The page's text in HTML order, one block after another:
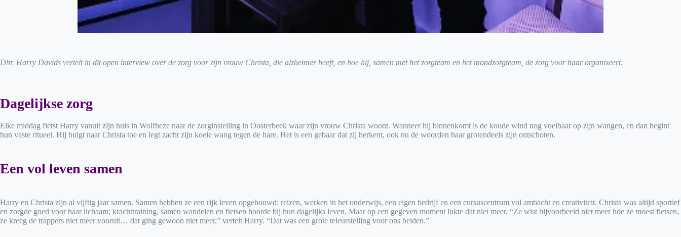
Dhr. Harry Davids vertelt in dit open interview over de zorg voor zijn vrouw Christa, die alzheimer heeft, en hoe hij, samen met het zorgteam en het mondzorgteam, de zorg voor haar organiseert.
Dagelijkse zorg
Elke middag fietst Harry vanuit zijn huis in Wolfheze naar de zorginstelling in Oosterbeek waar zijn vrouw Christa woont. Wanneer hij binnenkomt is de koude wind nog voelbaar op zijn wangen, en dan begint
hun vaste ritueel. Hij buigt naar Christa toe en legt zacht zijn koele wang tegen de hare. Het is een gebaar dat zij herkent, ook nu de woorden haar grotendeels zijn ontschoten.
Een vol leven samen
Harry en Christa zijn al vijftig jaar samen. Samen hebben ze een rijk leven opgebouwd: reizen, werken in het onderwijs, een eigen bedrijf en een cursuscentrum vol ambacht en creativiteit. Christa was altijd sportief
en zorgde goed voor haar lichaam; krachttraining, samen wandelen en fietsen hoorde bij hun dagelijks leven. Maar op een gegeven moment lukte dat niet meer. “Ze wist bijvoorbeeld niet meer hoe ze moest fietsen,
ze kreeg de trappers niet meer vooruit… dat ging gewoon niet meer,” vertelt Harry. “Dat was een grote teleurstelling voor ons beiden.”